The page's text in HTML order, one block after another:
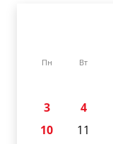
Пн Вт
3
4
10
11